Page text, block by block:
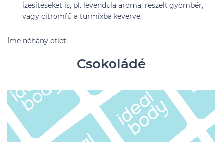
ízesítéseket is, pl. levendula aroma, reszelt gyömbér,
vagy citromfű a turmixba keverve.
Íme néhány ötlet:
Csokoládé